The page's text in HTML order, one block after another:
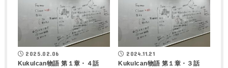
2025.02.06
Kukulcan物語 第１章・４話
2024.11.21
Kukulcan物語 第１章・３話